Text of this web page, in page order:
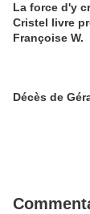
La force d'y
Cristel livre présenté par Marie-
Françoise W.
Décès de